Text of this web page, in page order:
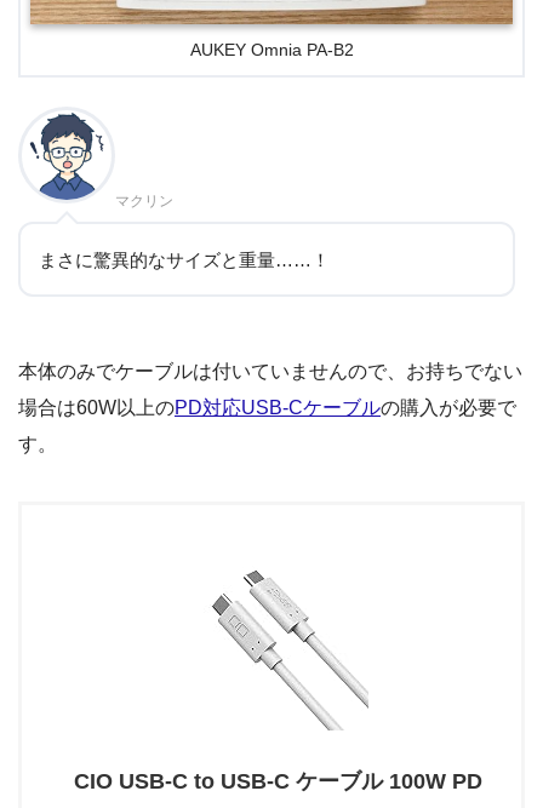
AUKEY Omnia PA-B2
マクリン
まさに驚異的なサイズと重量……！
本体のみでケーブルは付いていませんので、お持ちでない
場合は60W以上のPD対応USB-Cケーブルの購入が必要で
す。
CIO USB-C to USB-C ケーブル 100W PD